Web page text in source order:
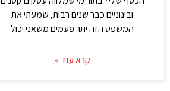
ובינוניים כבר שנים רבות, שמעתי את
המשפט הזה יתר פעמים משאני יכול
קרא עוד »